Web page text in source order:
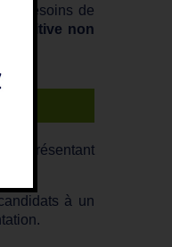
besoins de
auditive non
présentant
à un